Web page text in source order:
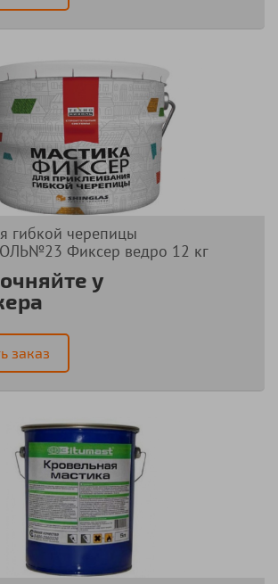
гибкой черепицы
Фиксер ведро 12 кг
у
заказ